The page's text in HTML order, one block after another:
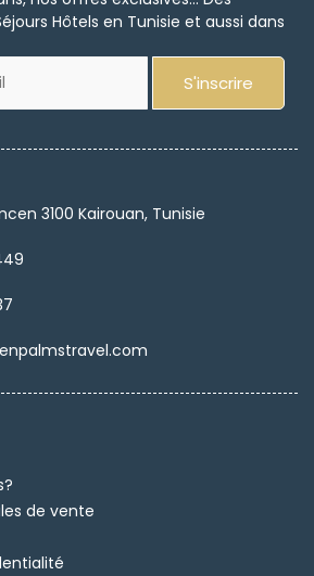
Hôtels en Tunisie et aussi dans
S'inscrire
3100 Kairouan, Tunisie
de vente